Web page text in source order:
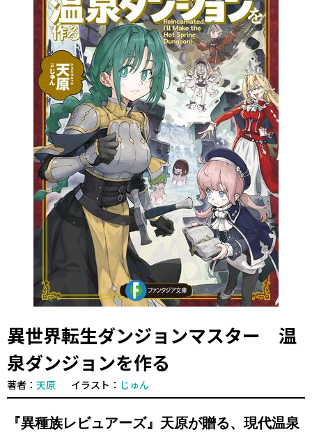
異世界転生ダンジョンマスター 温
泉ダンジョンを作る
著者： 天原 イラスト： じゅん
『異種族レビュアーズ』天原が贈る、現代温泉